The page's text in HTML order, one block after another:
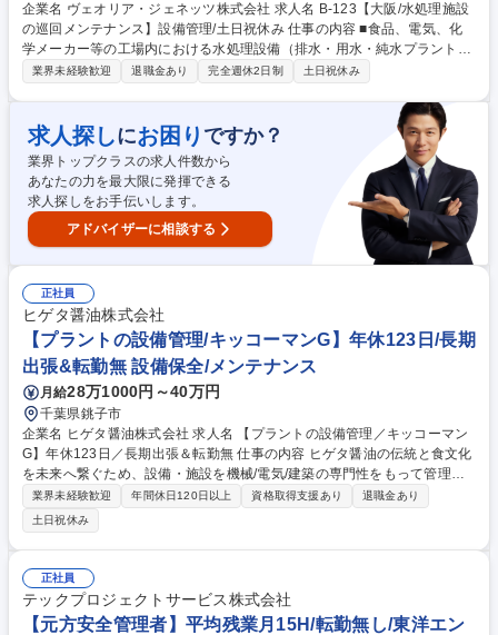
企業名 ヴェオリア・ジェネッツ株式会社 求人名 B-123【大阪/水処理施設
の巡回メンテナンス】設備管理/土日祝休み 仕事の内容 ■食品、電気、化
学メーカー等の工場内における水処理設備（排水・用水・純水プラント
等）の巡回点検およびメンテナンス業務をご担当いただきます。スキルに
巡回し、稼働状況の点検や定期メンテナンスを行います。 ■小規模な修理
は自ら対応し、大規模な改修・工事が必要な場合は外部協力業者へ発注の
上、施工管理を担います。 ■入社後は3～6ヶ月間のOJT研修をご用意して
いるため安心です。ご経歴や適性に応じ、将来は設備改善の提案営業やマ
ニュアル作成・DX推進、全国のサイトエンジニアへの指導・教育など幅
広い領域でご活躍いただけます。 募集職種 B-123【大阪/水処理施設の巡
回メンテナンス】設備管理/土日祝休み
業界未経験歓迎 退職金あり 完全週休2日制 土日祝休み
求人探しにお困り ですか？
業界トップクラスの求人件数から
あなたの力を最大限に発揮できる
求人探しをお手伝いします。
アドバイザーに相談する
正社員
ヒゲタ醤油株式会社
【プラントの設備管理/キッコーマンG】年休123日/長期
出張&転勤無 設備保全/メンテナンス
月給28万1000円～40万円
千葉県銚子市
企業名 ヒゲタ醤油株式会社 求人名 【プラントの設備管理／キッコーマン
G】年休123日／長期出張＆転勤無 仕事の内容 ヒゲタ醤油の伝統と食文化
を未来へ繋ぐため、設備・施設を機械/電気/建築の専門性をもって管理
し、生産性向上に貢献しています。安全・安心な製品を生み出す設備構築
を通じて、当社の持続的成長を支えていきます。 ■生産設備及び施設に関
する将来計画の立案及び改善業務 ■生産設備の設計、施工管理、新技術の
導入及び保全業務 ■社内各部署より委託された設備更新、修繕に関する助
言 ■固定資産の稼働・移動及び廃棄に関する業務 ■設備に関する行政、法
令への諸対応業務 【業務変更の範囲：当社業務全般】 募集職種 【プラン
トの設備管理／キッコーマンG】年休123日／長期出張＆転勤無
業界未経験歓迎 年間休日120日以上 資格取得支援あり
退職金あり
土日祝休み
正社員
テックプロジェクトサービス株式会社
【元方安全管理者】平均残業月15H/転勤無し/東洋エン